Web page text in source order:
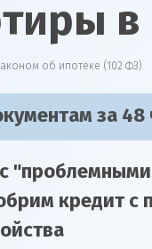
об ипотеке (102 ФЗ)
за 48
кредит с